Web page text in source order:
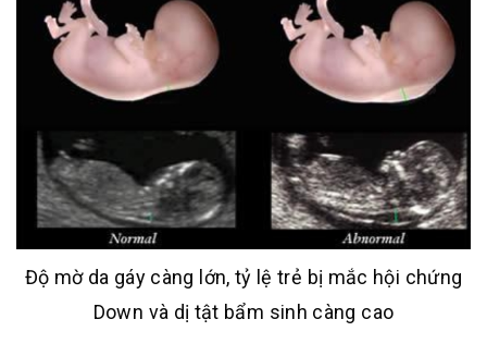
Độ mờ da gáy càng lớn, tỷ lệ trẻ bị mắc hội chứng
Down và dị tật bẩm sinh càng cao